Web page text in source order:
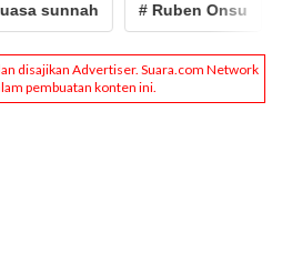
sunnah # Ruben Onsu